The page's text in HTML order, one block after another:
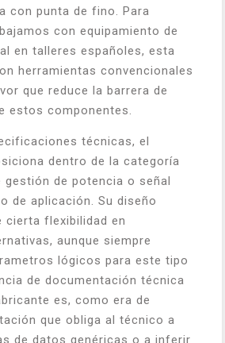
con punta de fino. Para
con equipamiento de
en talleres españoles, esta
herramientas convencionales
que reduce la barrera de
estos componentes.
técnicas, el
dentro de la categoría
gestión de potencia o señal
de aplicación. Su diseño
cierta flexibilidad en
aunque siempre
lógicos para este tipo
de documentación técnica
es, como era de
que obliga al técnico a
de datos genéricas o a inferir